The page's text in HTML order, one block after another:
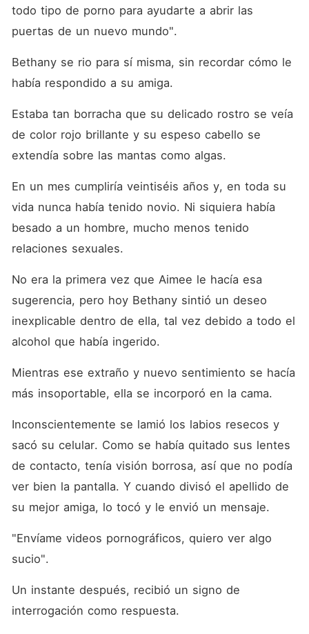
todo tipo de porno para ayudarte a abrir las
puertas de un nuevo mundo".
Bethany se rio para sí misma, sin recordar cómo le
había respondido a su amiga.
Estaba tan borracha que su delicado rostro se veía
de color rojo brillante y su espeso cabello se
extendía sobre las mantas como algas.
En un mes cumpliría veintiséis años y, en toda su
vida nunca había tenido novio. Ni siquiera había
besado a un hombre, mucho menos tenido
relaciones sexuales.
No era la primera vez que Aimee le hacía esa
sugerencia, pero hoy Bethany sintió un deseo
inexplicable dentro de ella, tal vez debido a todo el
alcohol que había ingerido.
Mientras ese extraño y nuevo sentimiento se hacía
más insoportable, ella se incorporó en la cama.
Inconscientemente se lamió los labios resecos y
sacó su celular. Como se había quitado sus lentes
de contacto, tenía visión borrosa, así que no podía
ver bien la pantalla. Y cuando divisó el apellido de
su mejor amiga, lo tocó y le envió un mensaje.
"Envíame videos pornográficos, quiero ver algo
sucio".
Un instante después, recibió un signo de
interrogación como respuesta.